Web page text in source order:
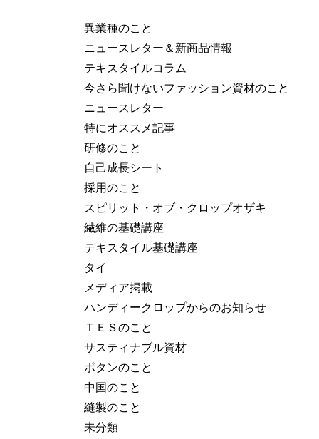
異業種のこと
ニュースレター＆新商品情報
テキスタイルコラム
今さら聞けないファッション資材のこと
ニュースレター
特にオススメ記事
研修のこと
自己成長シート
採用のこと
スピリット・オブ・クロップオザキ
繊維の基礎講座
テキスタイル基礎講座
タイ
メディア掲載
ハンディークロップからのお知らせ
ＴＥＳのこと
サスティナブル資材
ボタンのこと
中国のこと
縫製のこと
未分類